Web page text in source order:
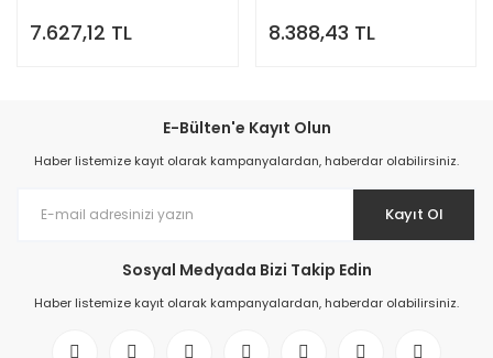
7.627,12 TL 8.388,43 TL
E-Bülten'e Kayıt Olun
Haber listemize kayıt olarak kampanyalardan, haberdar olabilirsiniz.
Kayıt Ol
Sosyal Medyada Bizi Takip Edin
Haber listemize kayıt olarak kampanyalardan, haberdar olabilirsiniz.